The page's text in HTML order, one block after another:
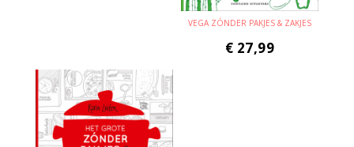
VEGA ZÓNDER PAKJES & ZAKJES
€ 27,99